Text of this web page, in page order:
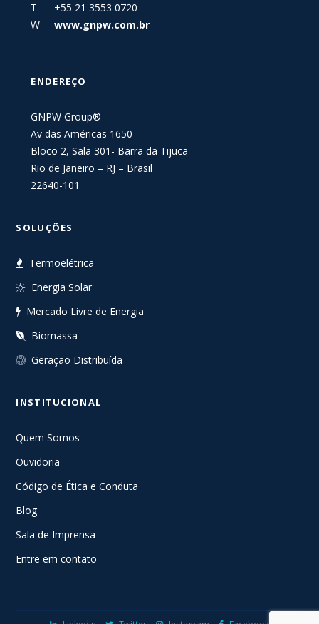
T +55 21 3553 0720
W
www.gnpw.com.br
ENDEREÇO
GNPW Group®
Av das Américas 1650
Bloco 2, Sala 301- Barra da Tijuca
Rio de Janeiro – RJ – Brasil
22640-101
SOLUÇÕES
Termoelétrica
Energia Solar
Mercado Livre de Energia
Biomassa
Geração Distribuída
INSTITUCIONAL
Quem Somos
Ouvidoria
Código de Ética e Conduta
Blog
Sala de Imprensa
Entre em contato